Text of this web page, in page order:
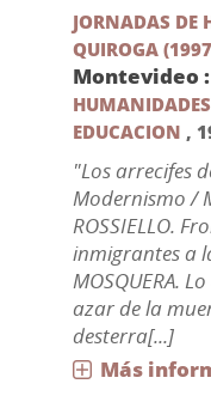
JORNADAS DE
QUIROGA
Montevideo :
EDUCACION ,
"Los arrecifes
Modernismo /
ROSSIELLO.
inmigrantes a
MOSQUERA.
azar de la
desterra[...]
Más